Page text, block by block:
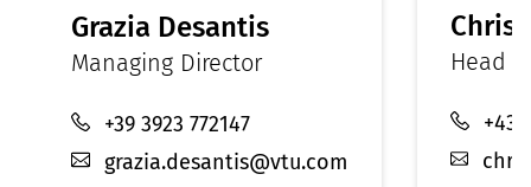
Grazia Desantis
Managing Director
+39 3923 772147
grazia.desantis@vtu.com
Head
+43